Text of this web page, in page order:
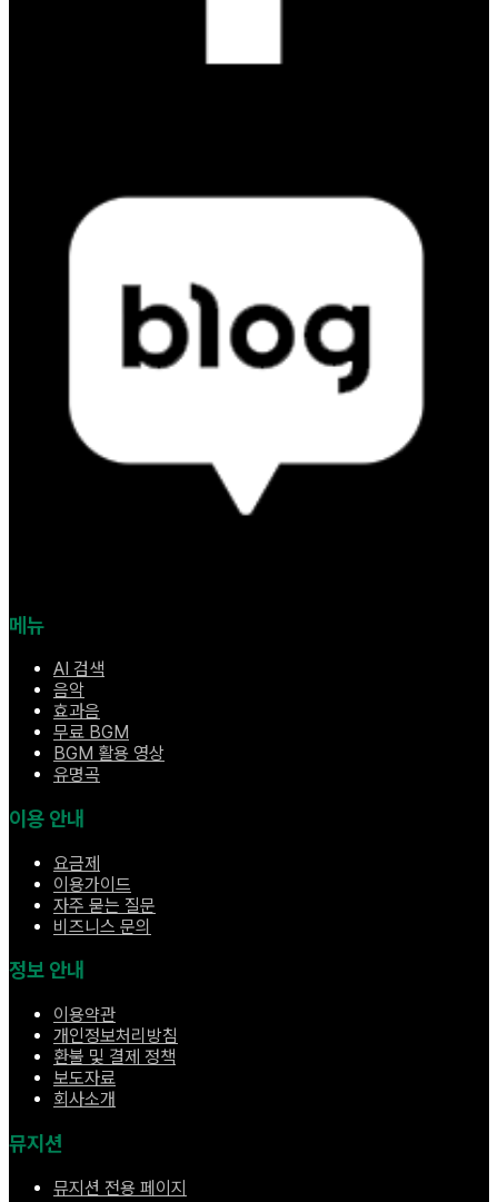
메뉴
AI 검색
음악
효과음
무료 BGM
BGM 활용 영상
유명곡
이용 안내
요금제
이용가이드
자주 묻는 질문
비즈니스 문의
정보 안내
이용약관
개인정보처리방침
환불 및 결제 정책
보도자료
회사소개
뮤지션
뮤지션 전용 페이지